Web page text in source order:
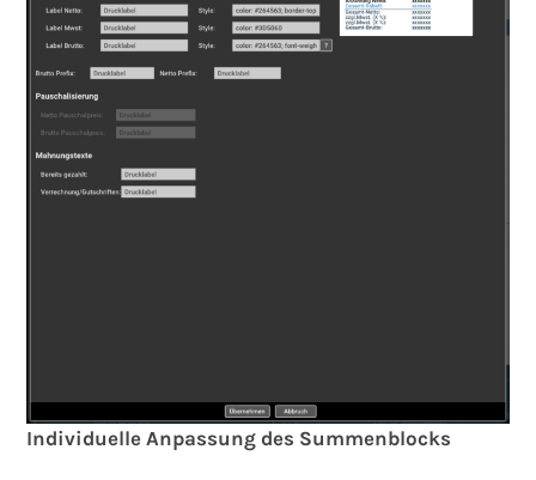
Individuelle Anpassung des Summenblocks